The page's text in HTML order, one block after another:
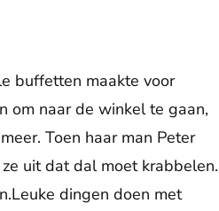
buffetten maakte voor
om naar de winkel te gaan,
Toen haar man Peter
uit dat dal moet krabbelen.
dingen doen met